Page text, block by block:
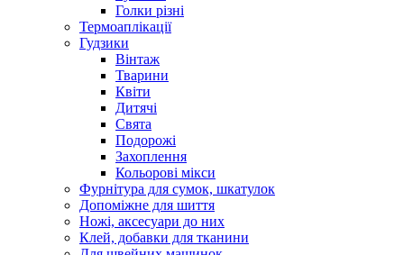
Голки різні
Термоаплікації
Гудзики
Вінтаж
Тварини
Квіти
Дитячі
Свята
Подорожі
Захоплення
Кольорові мікси
Фурнітура для сумок, шкатулок
Допоміжне для шиття
Ножі, аксесуари до них
Клей, добавки для тканини